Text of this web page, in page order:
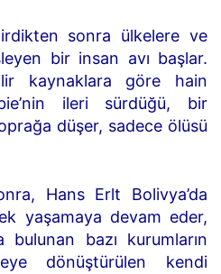
sonra ülkelere ve
bir insan avı başlar.
kaynaklara göre hain
ileri sürdüğü, bir
düşer, sadece ölüsü
Hans Erlt Bolivya’da
yaşamaya devam eder,
bulunan bazı kurumların
dönüştürülen kendi